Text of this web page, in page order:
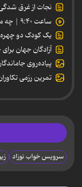
نجات از غرق
ساعت ۹:۴۰ | چه میراثی از خود به جای گذاشت؟
یک کودک دو
آزادگان جهان
پیاده‌روی
تمرین رزمی
سرویس خواب نوزاد